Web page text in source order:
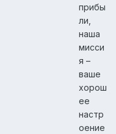
прибы
ли,
наша
мисси
я –
ваше
хорош
ее
настр
оение